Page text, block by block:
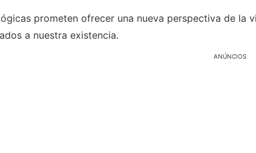
prometen ofrecer una nueva perspectiva de
a nuestra existencia.
ANÚNCIOS